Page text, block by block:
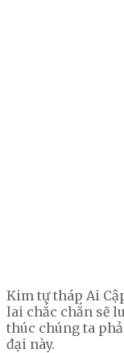
Kim tự tháp Ai
lai chắc chắn sẽ
thúc chúng ta
đại này.